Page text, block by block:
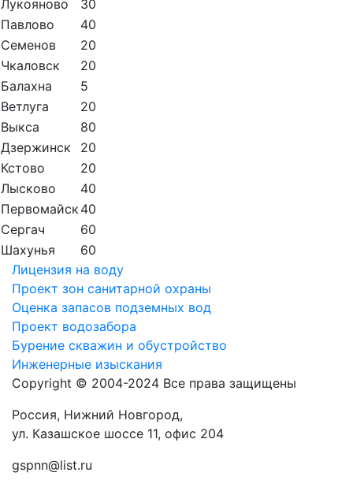
Лукояново
30
Павлово
40
Семенов
20
Чкаловск
20
Балахна
5
Ветлуга
20
Выкса
80
Дзержинск
20
Кстово
20
Лысково
40
Первомайск 40
Сергач
60
Шахунья
60
Лицензия на воду
Проект зон санитарной охраны
Оценка запасов подземных вод
Проект водозабора
Бурение скважин и обустройство
Инженерные изыскания
Copyright © 2004-2024 Все права защищены
Россия, Нижний Новгород,
ул. Казашское шоссе 11, офис 204
gspnn@list.ru